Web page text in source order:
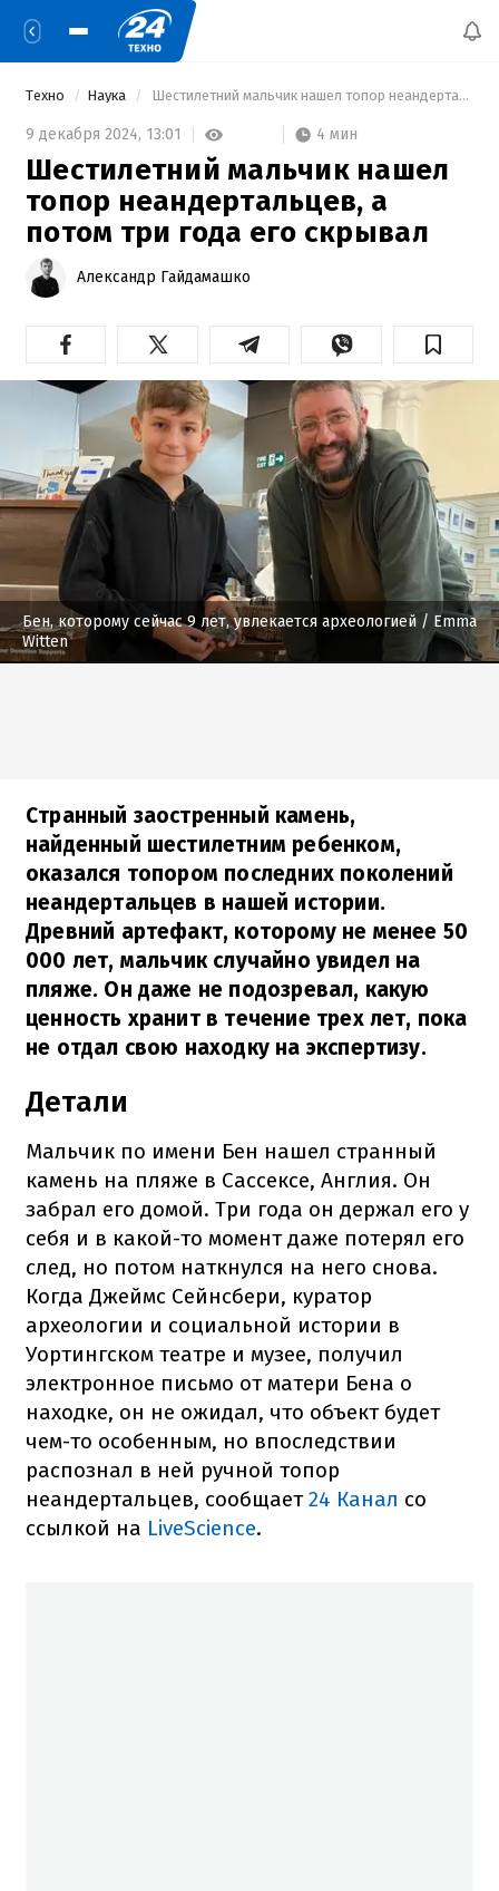
Техно Наука Шестилетний мальчик нашел топор неандертальцев, а потом три года его скрывал
9 декабря 2024, 13:01 4 мин
Шестилетний мальчик нашел
топор неандертальцев, а
потом три года его скрывал
Александр Гайдамашко
Бен, которому сейчас 9 лет, увлекается археологией / Emma
Witten
Странный заостренный камень,
найденный шестилетним ребенком,
оказался топором последних поколений
неандертальцев в нашей истории.
Древний артефакт, которому не менее 50
000 лет, мальчик случайно увидел на
пляже. Он даже не подозревал, какую
ценность хранит в течение трех лет, пока
не отдал свою находку на экспертизу.
Детали
Мальчик по имени Бен нашел странный
камень на пляже в Сассексе, Англия. Он
забрал его домой. Три года он держал его у
себя и в какой-то момент даже потерял его
след, но потом наткнулся на него снова.
Когда Джеймс Сейнсбери, куратор
археологии и социальной истории в
Уортингском театре и музее, получил
электронное письмо от матери Бена о
находке, он не ожидал, что объект будет
чем-то особенным, но впоследствии
распознал в ней ручной топор
неандертальцев, сообщает24 Канал со
ссылкой на LiveScience.